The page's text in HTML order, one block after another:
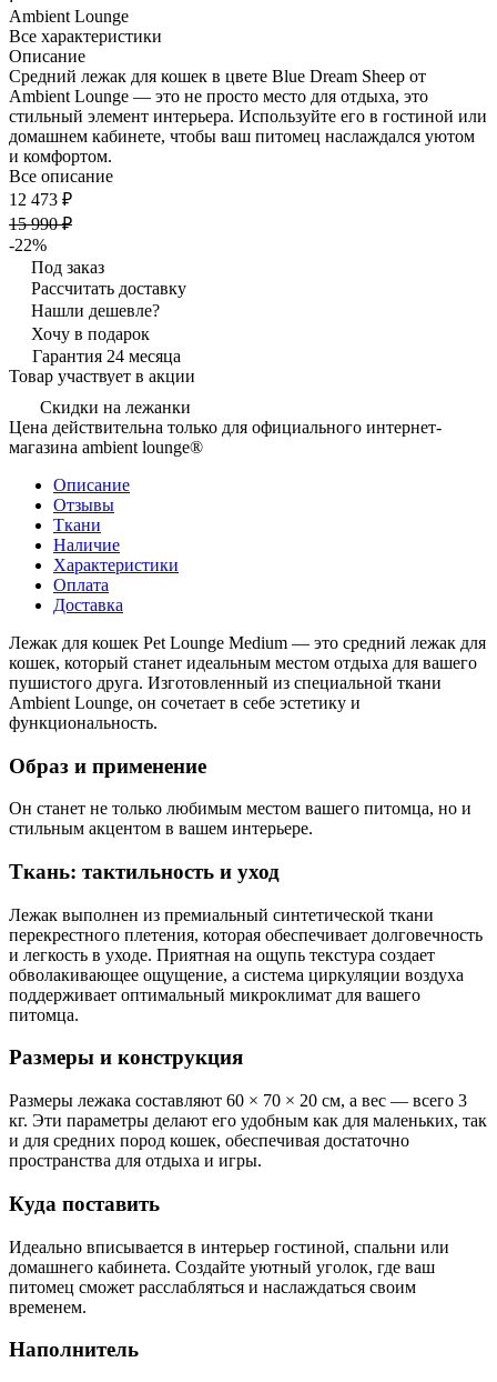
Ambient Lounge
Все характеристики
Описание
Средний лежак для кошек в цвете Blue Dream Sheep от
Ambient Lounge — это не просто место для отдыха, это
стильный элемент интерьера. Используйте его в гостиной или
домашнем кабинете, чтобы ваш питомец наслаждался уютом
и комфортом.
Все описание
12 473 ₽
15 990 ₽
-22%
Под заказ
Рассчитать доставку
Нашли дешевле?
Хочу в подарок
Гарантия 24 месяца
Товар участвует в акции
Скидки на лежанки
Цена действительна только для официального интернет-
магазина ambient lounge®
Описание
Отзывы
Ткани
Наличие
Характеристики
Оплата
Доставка
Лежак для кошек Pet Lounge Medium — это средний лежак для
кошек, который станет идеальным местом отдыха для вашего
пушистого друга. Изготовленный из специальной ткани
Ambient Lounge, он сочетает в себе эстетику и
функциональность.
Образ и применение
Он станет не только любимым местом вашего питомца, но и
стильным акцентом в вашем интерьере.
Ткань: тактильность и уход
Лежак выполнен из премиальный синтетической ткани
перекрестного плетения, которая обеспечивает долговечность
и легкость в уходе. Приятная на ощупь текстура создает
обволакивающее ощущение, а система циркуляции воздуха
поддерживает оптимальный микроклимат для вашего
питомца.
Размеры и конструкция
Размеры лежака составляют 60 × 70 × 20 см, а вес — всего 3
кг. Эти параметры делают его удобным как для маленьких, так
и для средних пород кошек, обеспечивая достаточно
пространства для отдыха и игры.
Куда поставить
Идеально вписывается в интерьер гостиной, спальни или
домашнего кабинета. Создайте уютный уголок, где ваш
питомец сможет расслабляться и наслаждаться своим
временем.
Наполнитель